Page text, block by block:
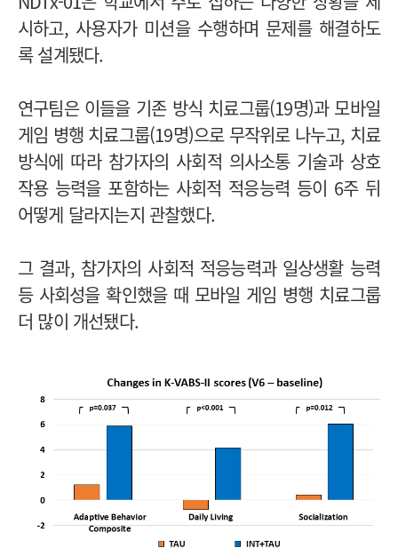
시하고, 사용자가 미션을 수행하며 문제를 해결하도
록 설계됐다.
연구팀은 이들을 기존 방식 치료그룹(19명)과 모바일
게임 병행 치료그룹(19명)으로 무작위로 나누고, 치료
방식에 따라 참가자의 사회적 의사소통 기술과 상호
작용 능력을 포함하는 사회적 적응능력 등이 6주 뒤
어떻게 달라지는지 관찰했다.
그 결과, 참가자의 사회적 적응능력과 일상생활 능력
등 사회성을 확인했을 때 모바일 게임 병행 치료그룹
더 많이 개선됐다.